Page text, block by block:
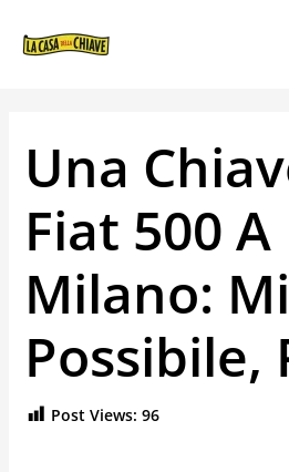
Una
Fiat 500 A
Milano:
Possibile,
Post Views: 96
ARTICOLI